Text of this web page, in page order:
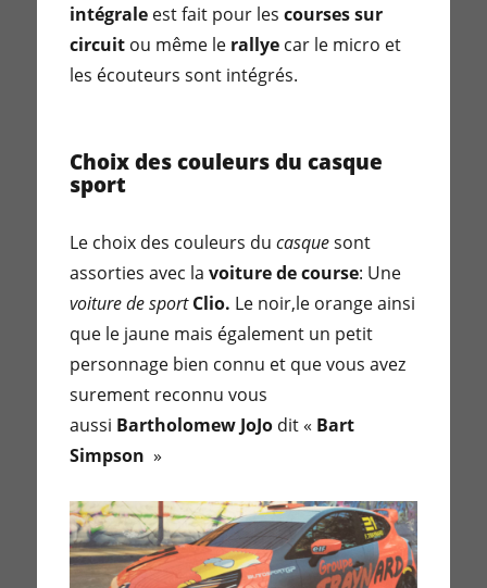
intégrale est fait pour lescourses sur
circuit ou même le rallye car le micro et
les écouteurs sont intégrés.
Choix des couleurs du casque
sport
Le choix des couleurs ducasquesont
assorties avec lavoiture de course: Une
voiture de sport Clio. Le noir,le orange ainsi
que le jaune mais également un petit
personnage bien connu et que vous avez
surement reconnu vous
aussi Bartholomew JoJo dit « Bart
Simpson »